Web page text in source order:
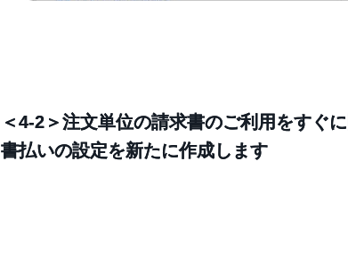
＜4-2＞注文単位の請求書のご利用をすぐ
書払いの設定を新たに作成します